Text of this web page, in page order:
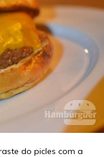
do picles com a